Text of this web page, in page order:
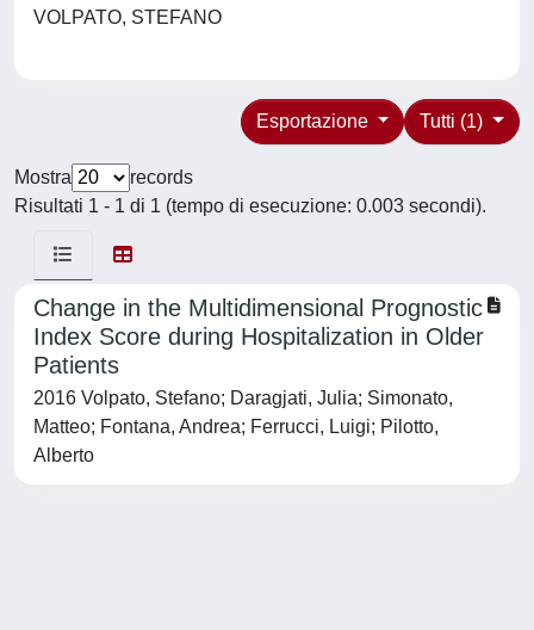
VOLPATO, STEFANO
Tutti (1)
Esportazione
Mostra
records
Risultati 1 - 1 di 1 (tempo di esecuzione: 0.003 secondi).
Change in the Multidimensional Prognostic
Index Score during Hospitalization in Older
Patients
2016 Volpato, Stefano; Daragjati, Julia; Simonato,
Matteo; Fontana, Andrea; Ferrucci, Luigi; Pilotto,
Alberto